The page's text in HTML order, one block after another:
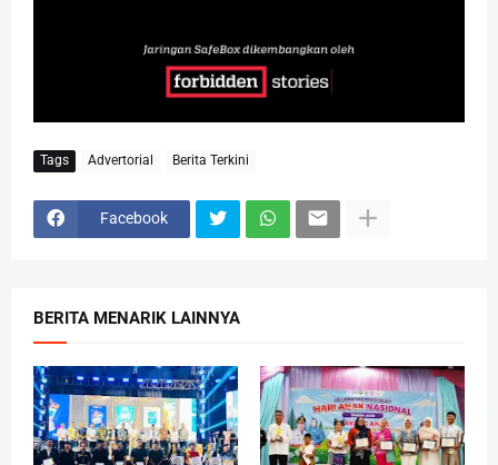
Tags Advertorial Berita Terkini
Facebook
BERITA MENARIK LAINNYA